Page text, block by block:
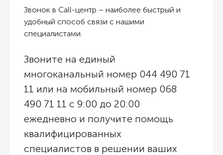
Звонок в Call-центр – наиболее быстрый и
удобный способ связи с нашими
специалистами.
Звоните на единый
многоканальный номер 044 490 71
11 или на мобильный номер 068
490 71 11 с 9:00 до 20:00
ежедневно и получите помощь
квали­фици­рованных
специалистов в решении ваших